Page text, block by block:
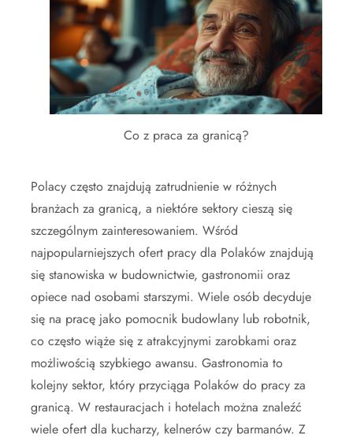
Co z praca za granicą?
Polacy często znajdują zatrudnienie w różnych
branżach za granicą, a niektóre sektory cieszą się
szczególnym zainteresowaniem. Wśród
najpopularniejszych ofert pracy dla Polaków znajdują
się stanowiska w budownictwie, gastronomii oraz
opiece nad osobami starszymi. Wiele osób decyduje
się na pracę jako pomocnik budowlany lub robotnik,
co często wiąże się z atrakcyjnymi zarobkami oraz
możliwością szybkiego awansu. Gastronomia to
kolejny sektor, który przyciąga Polaków do pracy za
granicą. W restauracjach i hotelach można znaleźć
wiele ofert dla kucharzy, kelnerów czy barmanów. Z